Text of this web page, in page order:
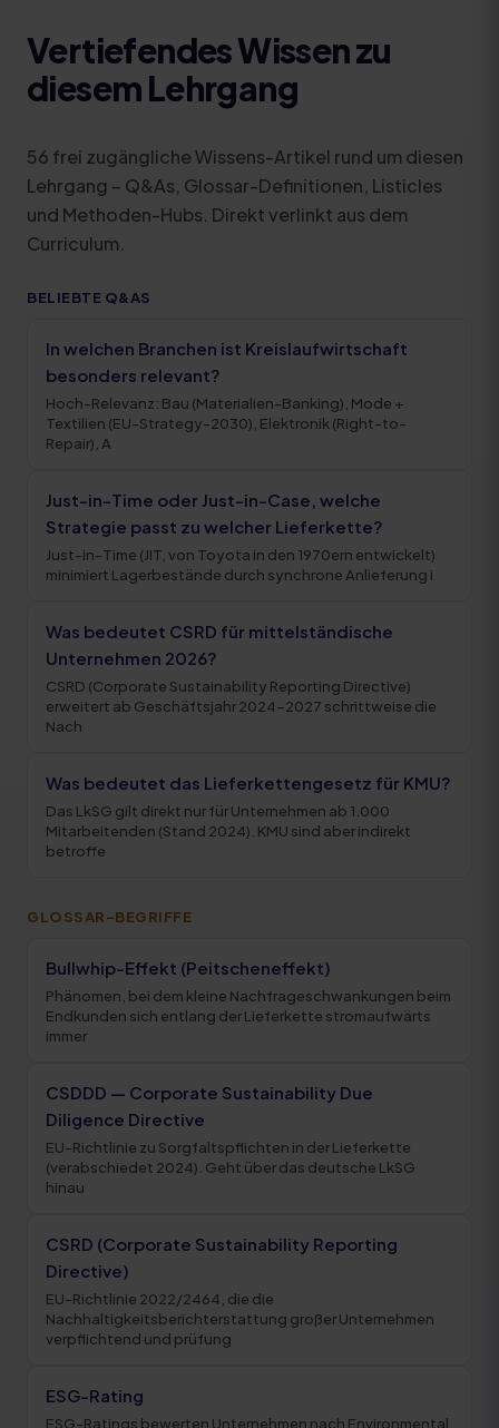
Vertiefendes Wissen zu
diesem Lehrgang
56 frei zugängliche Wissens-Artikel rund um diesen
Lehrgang – Q&As, Glossar-Definitionen, Listicles
und Methoden-Hubs. Direkt verlinkt aus dem
Curriculum.
BELIEBTE Q&AS
In welchen Branchen ist Kreislaufwirtschaft
besonders relevant?
Hoch-Relevanz: Bau (Materialien-Banking), Mode +
Textilien (EU-Strategy-2030), Elektronik (Right-to-
Repair), A
Just-in-Time oder Just-in-Case, welche
Strategie passt zu welcher Lieferkette?
Just-in-Time (JIT, von Toyota in den 1970ern entwickelt)
minimiert Lagerbestände durch synchrone Anlieferung i
Was bedeutet CSRD für mittelständische
Unternehmen 2026?
CSRD (Corporate Sustainability Reporting Directive)
erweitert ab Geschäftsjahr 2024-2027 schrittweise die
Nach
Was bedeutet das Lieferkettengesetz für KMU?
Das LkSG gilt direkt nur für Unternehmen ab 1.000
Mitarbeitenden (Stand 2024). KMU sind aber indirekt
betroffe
GLOSSAR-BEGRIFFE
Bullwhip-Effekt (Peitscheneffekt)
Phänomen, bei dem kleine Nachfrageschwankungen beim
Endkunden sich entlang der Lieferkette stromaufwärts
immer
CSDDD — Corporate Sustainability Due
Diligence Directive
EU-Richtlinie zu Sorgfaltspflichten in der Lieferkette
(verabschiedet 2024). Geht über das deutsche LkSG
hinau
CSRD (Corporate Sustainability Reporting
Directive)
EU-Richtlinie 2022/2464, die die
Nachhaltigkeitsberichterstattung großer Unternehmen
verpflichtend und prüfung
ESG-Rating
ESG-Ratings bewerten Unternehmen nach Environmental